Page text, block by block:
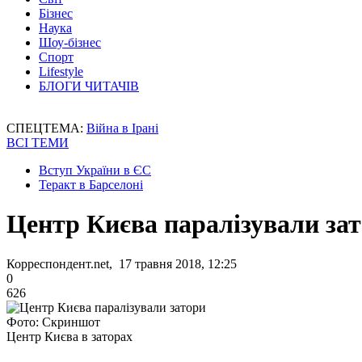
Бізнес
Наука
Шоу-бізнес
Спорт
Lifestyle
БЛОГИ ЧИТАЧІВ
СПЕЦТЕМА: Війна в Ірані
ВСІ ТЕМИ
Вступ України в ЄС
Теракт в Барселоні
Центр Києва паралізували
Корреспондент.net, 17 травня 2018, 12:25
0
626
Фото: Скриншот
Центр Києва в заторах